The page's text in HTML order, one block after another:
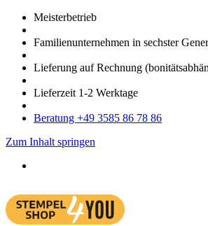
Meister­betrieb
Familien­unter­nehmen in sechster
Lieferung auf Rech­nung
Liefer­zeit 1-2 Werk­tage
Bera­tung +49 3585 86 78 86
Zum Inhalt springen